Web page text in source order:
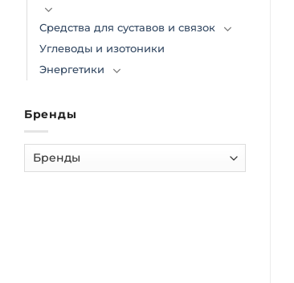
Средства для суставов и связок
Углеводы и изотоники
Энергетики
Бренды